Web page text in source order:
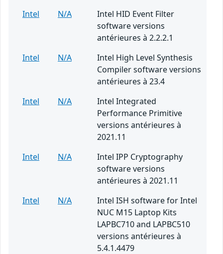
Intel
N/A
Intel HID Event Filter
software versions
antérieures à 2.2.2.1
Intel
N/A
Intel High Level Synthesis
Compiler software versions
antérieures à 23.4
Intel
N/A
Intel Integrated
Performance Primitive
versions antérieures à
2021.11
Intel
N/A
Intel IPP Cryptography
software versions
antérieures à 2021.11
Intel
N/A
Intel ISH software for Intel
NUC M15 Laptop Kits
LAPBC710 and LAPBC510
versions antérieures à
5.4.1.4479